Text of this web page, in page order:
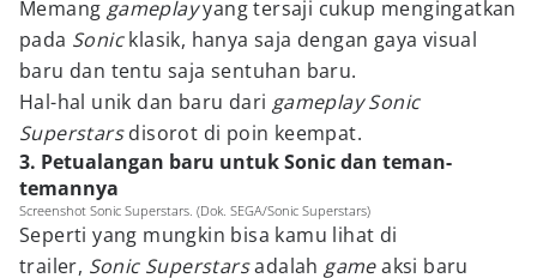
Memang gameplayyang tersaji cukup mengingatkan
pada Sonicklasik, hanya saja dengan gaya visual
baru dan tentu saja sentuhan baru.
Hal-hal unik dan baru dari gameplay Sonic
Superstarsdisorot di poin keempat.
3. Petualangan baru untuk Sonic dan teman-
temannya
Screenshot Sonic Superstars. (Dok. SEGA/Sonic Superstars)
Seperti yang mungkin bisa kamu lihat di
trailer, Sonic Superstarsadalah gameaksi baru